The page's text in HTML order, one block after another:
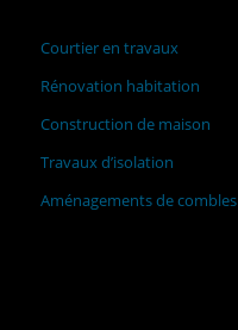
Courtier en travaux
Rénovation habitation
Construction de maison
Travaux d’isolation
Aménagements de combles